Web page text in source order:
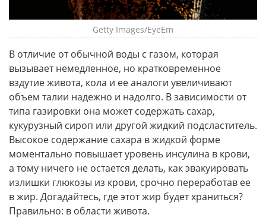
Getty Images/EyeEm
В отличие от обычной воды с газом, которая
вызывает немедленное, но кратковременное
вздутие живота, кола и ее аналоги увеличивают
объем талии надежно и надолго. В зависимости от
типа газировки она может содержать сахар,
кукурузный сироп или другой жидкий подсластитель.
Высокое содержание сахара в жидкой форме
моментально повышает уровень инсулина в крови,
а тому ничего не остается делать, как эвакуировать
излишки глюкозы из крови, срочно переработав ее
в жир. Догадайтесь, где этот жир будет храниться?
Правильно: в области живота.